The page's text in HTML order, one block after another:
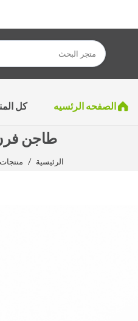
الصفحه الرئسيه كل
طاجن فرن
الرئيسية /